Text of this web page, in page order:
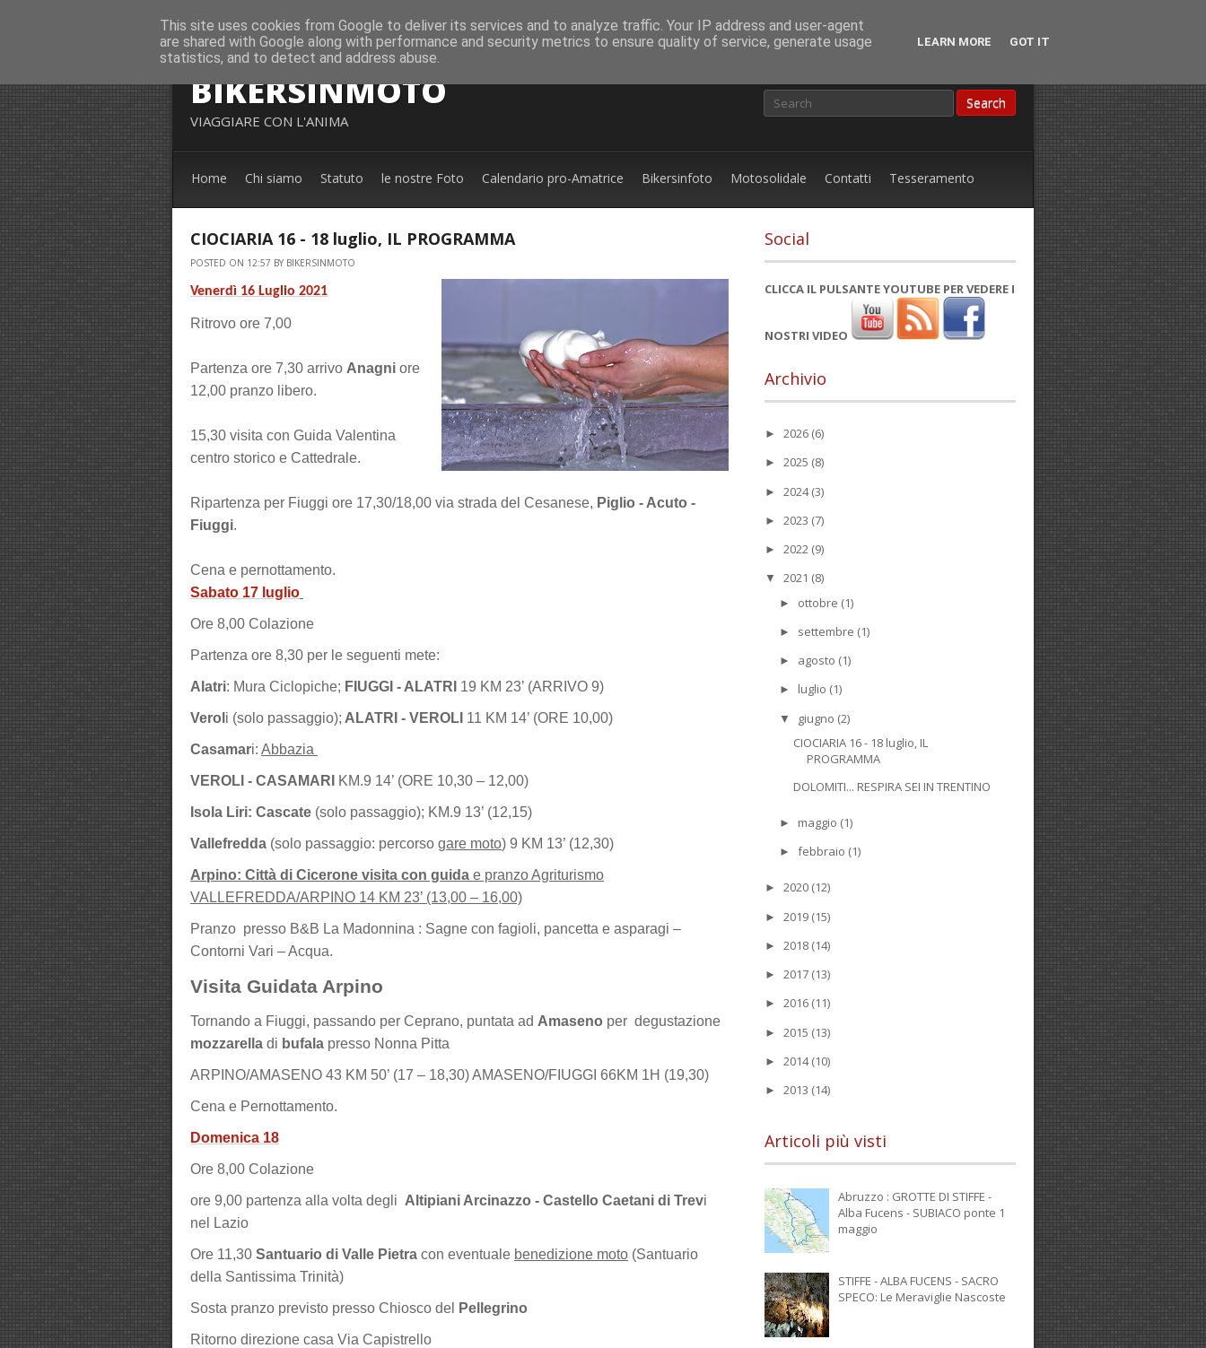
BIKERSINMOTO
VIAGGIARE CON L'ANIMA
Home Chi siamo Statuto le nostre Foto Calendario pro-Amatrice Bikersinfoto Motosolidale Contatti Tesseramento
CIOCIARIA 16 - 18 luglio, IL PROGRAMMA
POSTED ON 12:57 BY BIKERSINMOTO
Venerdì 16 Luglio 2021
Ritrovo ore 7,00
Partenza ore 7,30 arrivo Anagni ore
12,00 pranzo libero.
15,30 visita con Guida Valentina
centro storico e Cattedrale.
Ripartenza per Fiuggi ore 17,30/18,00 via strada del Cesanese, Piglio - Acuto -
Fiuggi.
Cena e pernottamento.
Sabato 17 luglio
Ore 8,00 Colazione
Partenza ore 8,30 per le seguenti mete:
Alatri: Mura Ciclopiche; FIUGGI - ALATRI 19 KM 23’ (ARRIVO 9)
Verol i (solo passaggio); ALATRI - VEROLI 11 KM 14’ (ORE 10,00)
Casamari: Abbazia
VEROLI - CASAMARI KM.9 14’ (ORE 10,30 – 12,00)
Isola Liri: Cascate (solo passaggio); KM.9 13’ (12,15)
Vallefredda (solo passaggio: percorso gare moto) 9 KM 13’ (12,30)
Arpino: Città di Cicerone visita con guida e pranzo Agriturismo
VALLEFREDDA/ARPINO 14 KM 23’ (13,00 – 16,00)
Pranzo presso B&B La Madonnina : Sagne con fagioli, pancetta e asparagi –
Contorni Vari – Acqua.
Visita Guidata Arpino
Tornando a Fiuggi, passando per Ceprano, puntata ad Amaseno per degustazione
mozzarella di bufala presso Nonna Pitta
ARPINO/AMASENO 43 KM 50’ (17 – 18,30) AMASENO/FIUGGI 66KM 1H (19,30)
Cena e Pernottamento.
Domenica 18
Ore 8,00 Colazione
ore 9,00 partenza alla volta degli Altipiani Arcinazzo - Castello Caetani di Trevi
nel Lazio
Ore 11,30 Santuario di Valle Pietra con eventuale benedizione moto (Santuario
della Santissima Trinità)
Sosta pranzo previsto presso Chiosco del Pellegrino
Ritorno direzione casa Via Capistrello
Social
CLICCA IL PULSANTE YOUTUBE PER VEDERE I
NOSTRI VIDEO
Archivio
► 2026 (6)
► 2025 (8)
► 2024(3)
► 2023 (7)
► 2022 (9)
▼ 2021 (8)
► ottobre (1)
► settembre (1)
► agosto (1)
► luglio (1)
▼ giugno (2)
CIOCIARIA 16 - 18 luglio, IL
PROGRAMMA
DOLOMITI... RESPIRA SEI IN TRENTINO
► maggio (1)
► febbraio (1)
► 2020 (12)
► 2019 (15)
► 2018 (14)
► 2017 (13)
► 2016 (11)
► 2015 (13)
► 2014(10)
► 2013 (14)
Articoli più visti
Abruzzo : GROTTE DI STIFFE -
Alba Fucens - SUBIACO ponte 1
maggio
STIFFE - ALBA FUCENS - SACRO
SPECO: Le Meraviglie Nascoste
This site uses cookies from Google to deliver its services and to analyze traffic. Your IP address and user-agent
are shared with Google along with performance and security metrics to ensure quality of service, generate usage
statistics, and to detect and address abuse.
LEARN MORE GOT IT